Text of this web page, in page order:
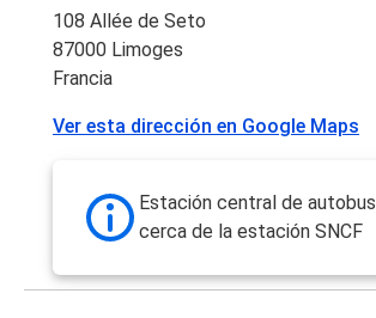
108 Allée de Seto
87000 Limoges
Francia
Ver esta dirección en Google Maps
Estación central de
cerca de la estación SNCF